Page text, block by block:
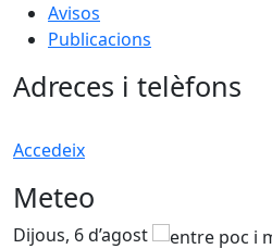
Avisos
Publicacions
Adreces i telèfons
Accedeix
Meteo
Dijous, 6 d’agost